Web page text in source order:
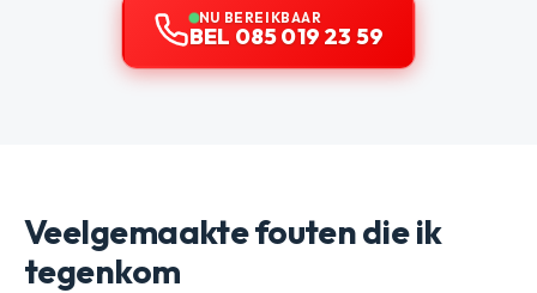
NU BEREIKBAAR
BEL 085 019 23 59
Veelgemaakte fouten die ik
tegenkom